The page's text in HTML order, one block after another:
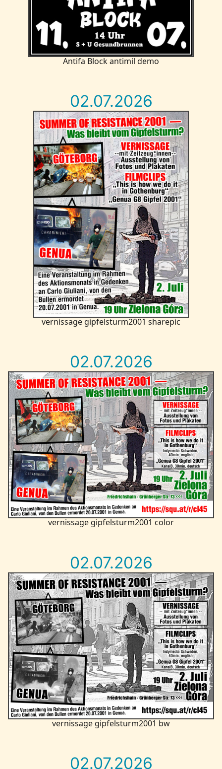
Antifa Block antimil demo
02.07.2026
vernissage gipfelsturm2001 sharepic
02.07.2026
vernissage gipfelsturm2001 color
02.07.2026
vernissage gipfelsturm2001 bw
02.07.2026